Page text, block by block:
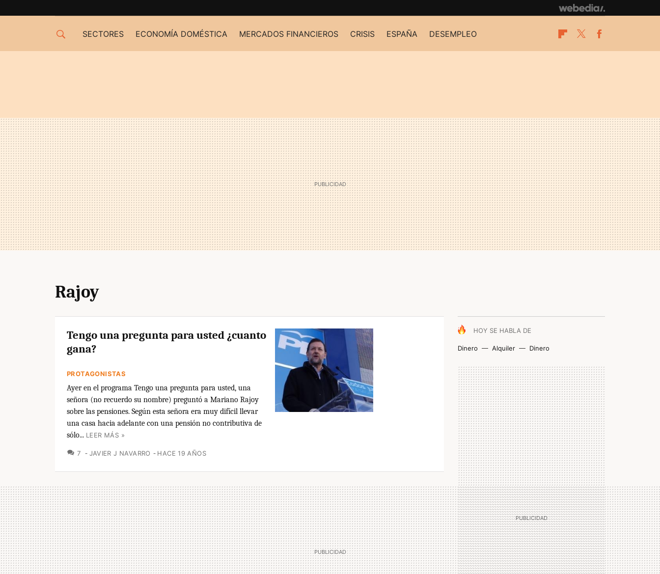
SECTORES ECONOMÍA DOMÉSTICA MERCADOS FINANCIEROS CRISIS ESPAÑA DESEMPLEO Flipboard
Twitter
Rajoy
HOY SE HABLA DE
Dinero Alquiler Dinero
Tengo una pregunta para usted ¿cuanto
gana?
PROTAGONISTAS
Ayer en el programa Tengo una pregunta para usted, una
señora (no recuerdo su nombre) preguntó a Mariano Rajoy
sobre las pensiones. Según esta señora era muy difícil llevar
una casa hacia adelante con una pensión no contributiva de
sólo... LEER MÁS »
7 COMENTARIOS
JAVIER J NAVARRO HACE 19 AÑOS